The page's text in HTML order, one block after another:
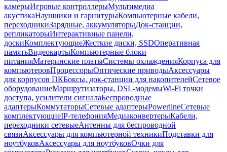
камерыИгровые контроллерыМультимедиа
акустикаНаушники и гарнитурыКомпьютерные кабели,
переходникиЗарядные, аккумуляторыДок-станции,
репликаторыИнтерактивные панели,
доскиКомплектующиеЖесткие диски, SSDОперативная
памятьВидеокартыКомпьютерные блоки
питанияМатеринские платыСистемы охлажденияКорпуса для
компьютеровПроцессорыОптические приводыАксессуары
для корпусов ПКБоксы, док-станции для накопителейСетевое
оборудованиеМаршрутизаторы, DSL-модемыWi-Fi точки
доступа, усилители сигналаБеспроводные
адаптерыКоммутаторыСетевые адаптерыPowerlineСетевые
комплектующиеIP-телефонияМедиаконвертерыКабели,
переходники сетевыеАнтенны для беспроводной
связиАксессуары для компьютерной техникиПодставки для
ноутбуковАксессуары для ноутбуковОчки для